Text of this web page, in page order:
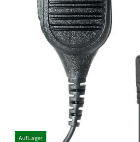
Auf Lager